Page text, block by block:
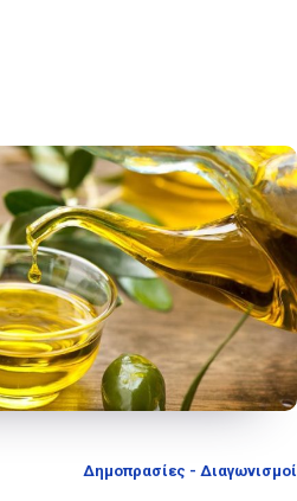
Δημοπρασίες - Διαγωνισμοί